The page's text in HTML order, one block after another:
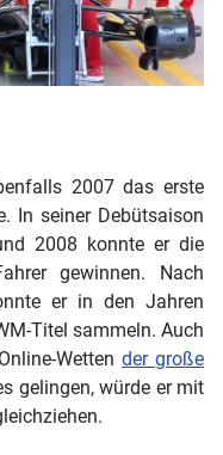
2007 das erste
In seiner Debütsaison
2008 konnte er die
gewinnen. Nach
er in den Jahren
Titel sammeln. Auch
Wetten der große
gelingen, würde er mit